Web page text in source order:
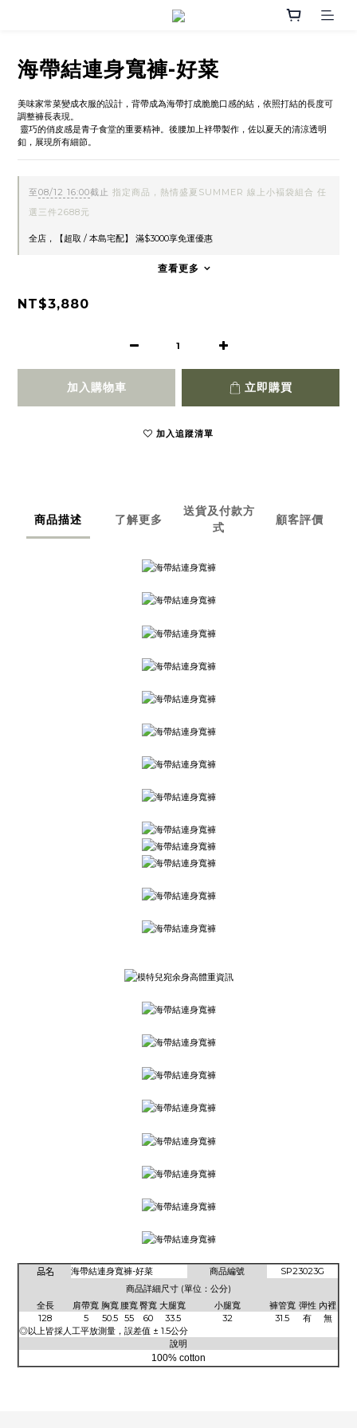
海帶結連身寬褲-好菜
美味家常菜變成衣服的設計，背帶成為海帶打成脆脆口感的結，依照打結的長度可
調整褲長表現。
釦，展現所有細節。
至08/12 16:00截止 指定商品，熱情盛夏SUMMER 線上小褔袋組合 任
選三件2688元
全店，【超取 / 本島宅配】 滿$3000享免運優惠
查看更多
NT$3,880
加入購物車 立即購買
加入追蹤清單
商品描述 了解更多
送貨及付款方
式
顧客評價
品名 海帶結連身寬褲-好菜 商品編號
SP23023G
商品詳細尺寸 (單位：公分)
全長
肩帶寬 胸寬 腰寬臀寬 大腿寬 小腿寬 褲管寬 彈性 內裡
128
5 50.5 55 60 33.5 32 31.5 有
無
◎以上皆採人工平放測量，誤差值 ± 1.5公分
說明
100% cotton